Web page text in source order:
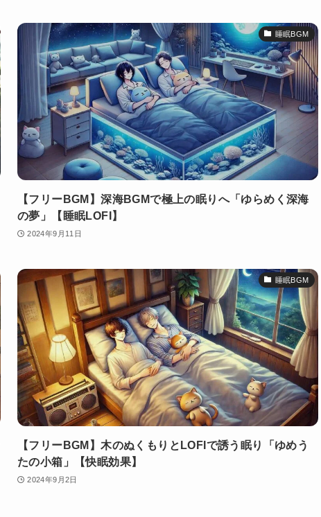
睡眠BGM
【フリーBGM】深海BGMで極上の眠りへ「ゆらめく深海
の夢」【睡眠LOFI】
2024年9月11日
睡眠BGM
【フリーBGM】木のぬくもりとLOFIで誘う眠り「ゆめう
たの小箱」【快眠効果】
2024年9月2日